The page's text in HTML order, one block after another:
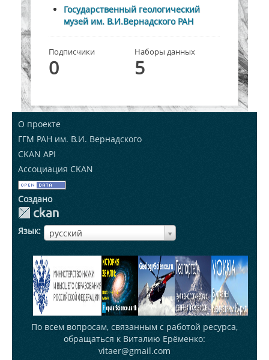
Государственный геологический
музей им. В.И.Вернадского РАН
Подписчики
0
Наборы данных
5
О проекте
ГГМ РАН им. В.И. Вернадского
CKAN API
Ассоциация CKAN
Создано
Язык русский
ЯзыкЯзык
По всем вопросам, связанным с работой ресурса,
обращаться к Виталию Ерёменко:
vitaer@gmail.com